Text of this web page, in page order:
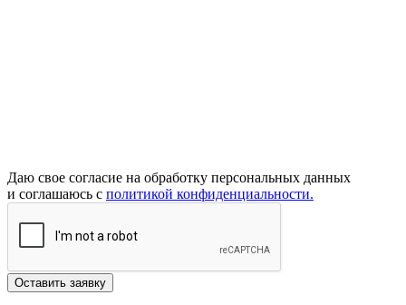
Даю свое согласие на обработку персональных данных
и соглашаюсь с политикой конфиденциальности.